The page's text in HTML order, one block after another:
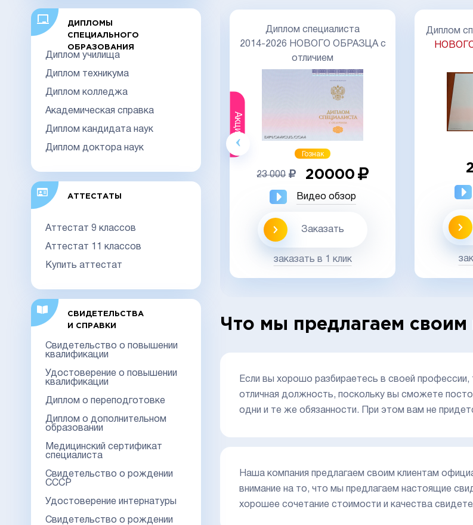
ДИПЛОМЫ
СПЕЦИАЛЬНОГО
ОБРАЗОВАНИЯ
Диплом училища
Диплом техникума
Диплом колледжа
Академическая справка
Диплом кандидата наук
Диплом доктора наук
АТТЕСТАТЫ
Аттестат 9 классов
Аттестат 11 классов
Купить аттестат
СВИДЕТЕЛЬСТВА
И СПРАВКИ
Свидетельство о повышении
квалификации
Удостоверение о повышении
квалификации
Диплом о переподготовке
Диплом о дополнительном
образовании
Медицинский сертификат
специалиста
Свидетельство о рождении
СССР
Удостоверение интернатуры
Свидетельство о рождении
Акция
НОВОГО ОБРАЗЦА
20000
Видео обзор
Заказать
Акция
Диплом специалиста
2014-2026 НОВОГО ОБРАЗЦА с
отличием
Гознак
23 000 20000
Видео обзор
Заказать
заказать в 1 клик
Диплом
Что мы предлагаем своим
Если вы хорошо разбираетесь в своей
отличная должность, поскольку вы сможете
одни и те же обязанности. При этом вам не
Наша компания предлагаем своим клиентам
внимание на то, что мы предлагаем настоящие
хорошее сочетание стоимости и качества